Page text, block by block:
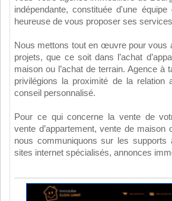
indépendante, constituée d'une
heureuse de vous proposer ses
Nous mettons tout en œuvre pour vous
projets, que ce soit dans l’achat
maison ou l’achat de terrain. Agence à
privilégions la proximité de la relation
conseil personnalisé.
Pour ce qui concerne la vente de
vente d’appartement, vente de maison
nous communiquons sur les supports
sites internet spécialisés, annonces